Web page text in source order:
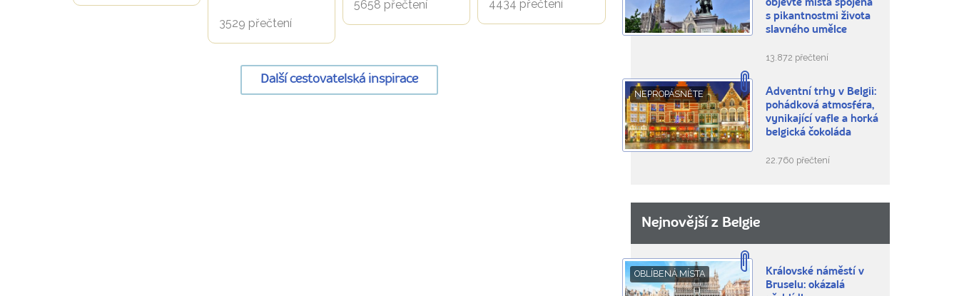
3529 přečtení
5658 přečtení 4434 přečtení
Další cestovatelská inspirace
objevte místa spojená
s pikantnostmi života
slavného umělce
13.872 přečtení
NEPROPÁSNĚTE
Adventní trhy v Belgii:
pohádková atmosféra,
vynikající vafle a horká
belgická čokoláda
22.760 přečtení
Nejnovější z Belgie
OBLÍBENÁ MÍSTA
Královské náměstí v
Bruselu: okázalá